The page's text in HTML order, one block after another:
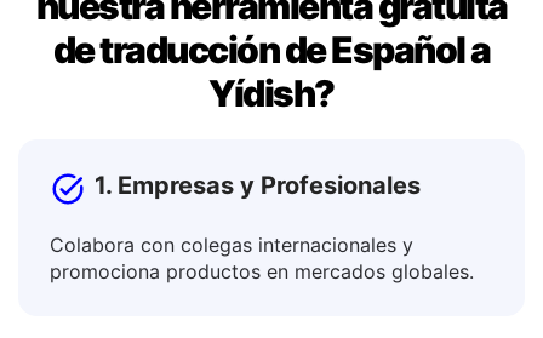
¿Quién puede beneficiarse de
nuestra herramienta gratuita
de traducción de Español a
1. Empresas y Profesionales